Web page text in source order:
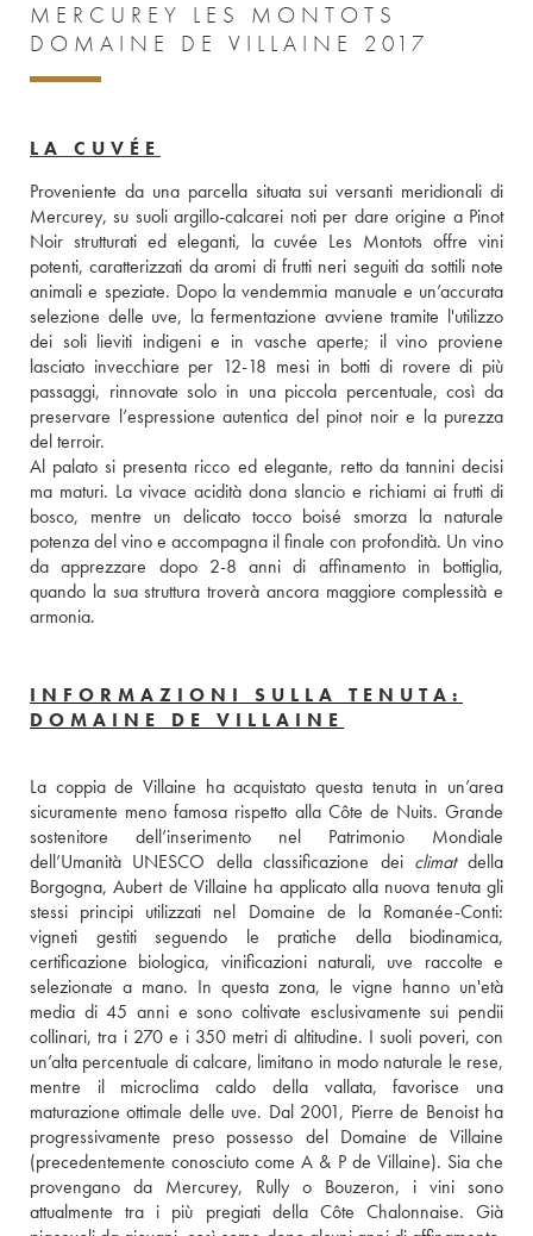
MERCUREY LES MONTOTS
DOMAINE DE VILLAINE 2017
LA CUVÉE
Proveniente da una parcella situata sui versanti meridionali di
Mercurey, su suoli argillo-calcarei noti per dare origine a Pinot
Noir strutturati ed eleganti, la cuvée Les Montots offre vini
potenti, caratterizzati da aromi di frutti neri seguiti da sottili note
animali e speziate. Dopo la vendemmia manuale e un’accurata
selezione delle uve, la fermentazione avviene tramite l'utilizzo
dei soli lieviti indigeni e in vasche aperte; il vino proviene
lasciato invecchiare per 12-18 mesi in botti di rovere di più
passaggi, rinnovate solo in una piccola percentuale, così da
preservare l’espressione autentica del pinot noir e la purezza
del terroir.
Al palato si presenta ricco ed elegante, retto da tannini decisi
ma maturi. La vivace acidità dona slancio e richiami ai frutti di
bosco, mentre un delicato tocco boisé smorza la naturale
potenza del vino e accompagna il finale con profondità. Un vino
da apprezzare dopo 2-8 anni di affinamento in bottiglia,
quando la sua struttura troverà ancora maggiore complessità e
armonia.
INFORMAZIONI SULLA TENUTA:
DOMAINE DE VILLAINE
La coppia de Villaine ha acquistato questa tenuta in un’area
sicuramente meno famosa rispetto alla Côte de Nuits. Grande
sostenitore dell’inserimento nel Patrimonio Mondiale
dell’Umanità UNESCO della classificazione dei climat della
Borgogna, Aubert de Villaine ha applicato alla nuova tenuta gli
stessi principi utilizzati nel Domaine de la Romanée-Conti:
vigneti gestiti seguendo le pratiche della biodinamica,
certificazione biologica, vinificazioni naturali, uve raccolte e
selezionate a mano. In questa zona, le vigne hanno un'età
media di 45 anni e sono coltivate esclusivamente sui pendii
collinari, tra i 270 e i 350 metri di altitudine. I suoli poveri, con
un’alta percentuale di calcare, limitano in modo naturale le rese,
mentre il microclima caldo della vallata, favorisce una
maturazione ottimale delle uve. Dal 2001, Pierre de Benoist ha
progressivamente preso possesso del Domaine de Villaine
(precedentemente conosciuto come A & P de Villaine). Sia che
provengano da Mercurey, Rully o Bouzeron, i vini sono
attualmente tra i più pregiati della Côte Chalonnaise. Già